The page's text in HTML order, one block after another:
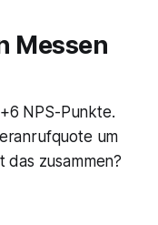
Messen
NPS-Punkte.
um
das zusammen?